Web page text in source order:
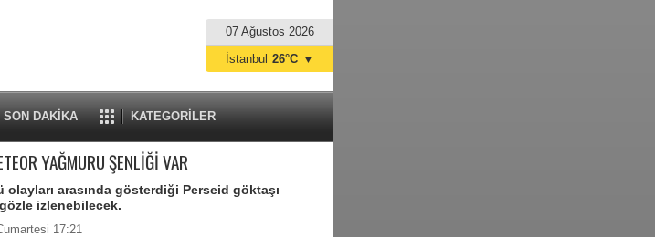
07 Ağustos 2026
SON DAKİKA KATEGORİLER
İstanbul 26°C ▼
YAĞMURU ŞENLİĞİ VAR
arasında gösterdiği Perseid göktaşı
izlenebilecek.
17:21